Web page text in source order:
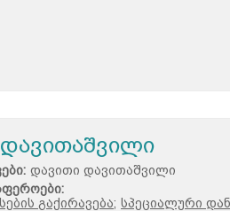
დავითი დავითაშვილი
გაქირავება; სპეციალური